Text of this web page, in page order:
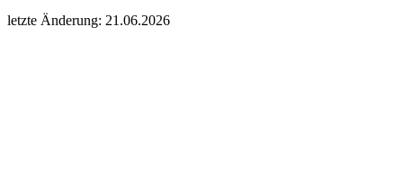
letzte Änderung: 21.06.2026